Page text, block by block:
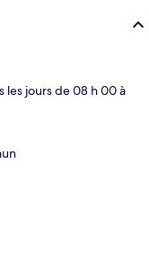
jours de 08 h 00 à